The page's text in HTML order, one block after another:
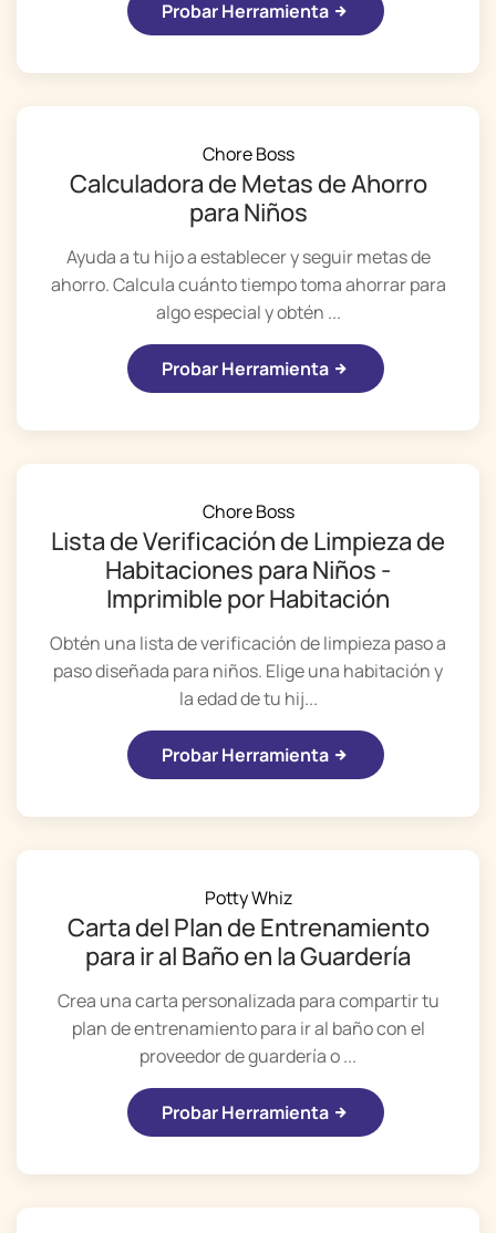
Probar Herramienta
Chore Boss
Calculadora de Metas de Ahorro
para Niños
Ayuda a tu hijo a establecer y seguir metas de
ahorro. Calcula cuánto tiempo toma ahorrar para
algo especial y obtén ...
Probar Herramienta
Chore Boss
Lista de Verificación de Limpieza de
Habitaciones para Niños -
Imprimible por Habitación
Obtén una lista de verificación de limpieza paso a
paso diseñada para niños. Elige una habitación y
la edad de tu hij...
Probar Herramienta
Potty Whiz
Carta del Plan de Entrenamiento
para ir al Baño en la Guardería
Crea una carta personalizada para compartir tu
plan de entrenamiento para ir al baño con el
proveedor de guardería o ...
Probar Herramienta